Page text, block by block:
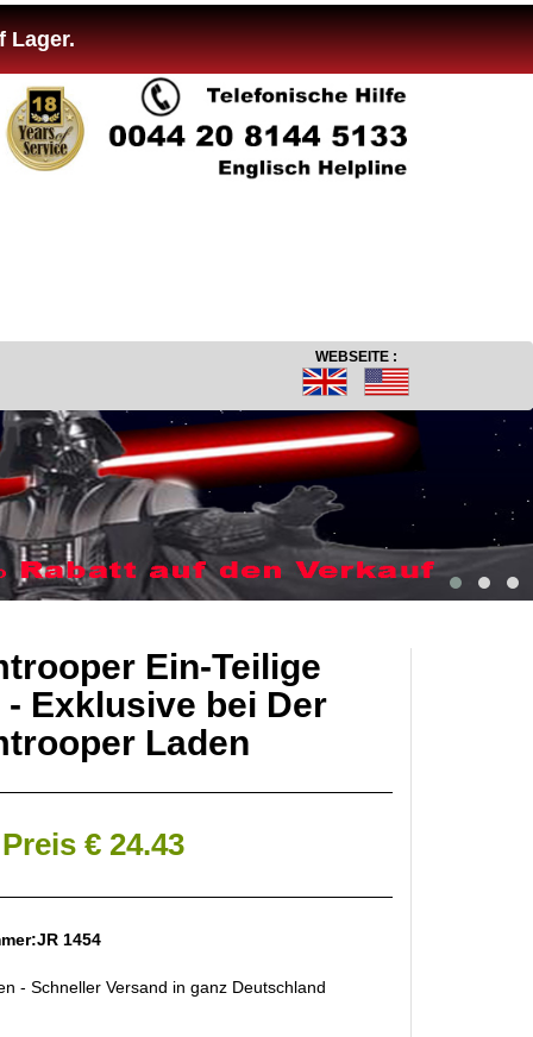
Lager.
WEBSEITE :
Ein-Teilige
Exklusive bei Der
Laden
€ 24.43
1454
- Schneller Versand in ganz Deutschland